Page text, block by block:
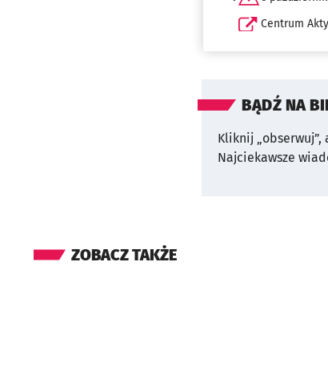
Centrum
BĄDŹ NA
Kliknij „obserwuj”,
Najciekawsze
ZOBACZ TAKŻE